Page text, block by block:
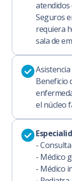
atendidos
Seguros
requiera
sala de
Beneficio
el núcleo
-
- Médico
- Médico